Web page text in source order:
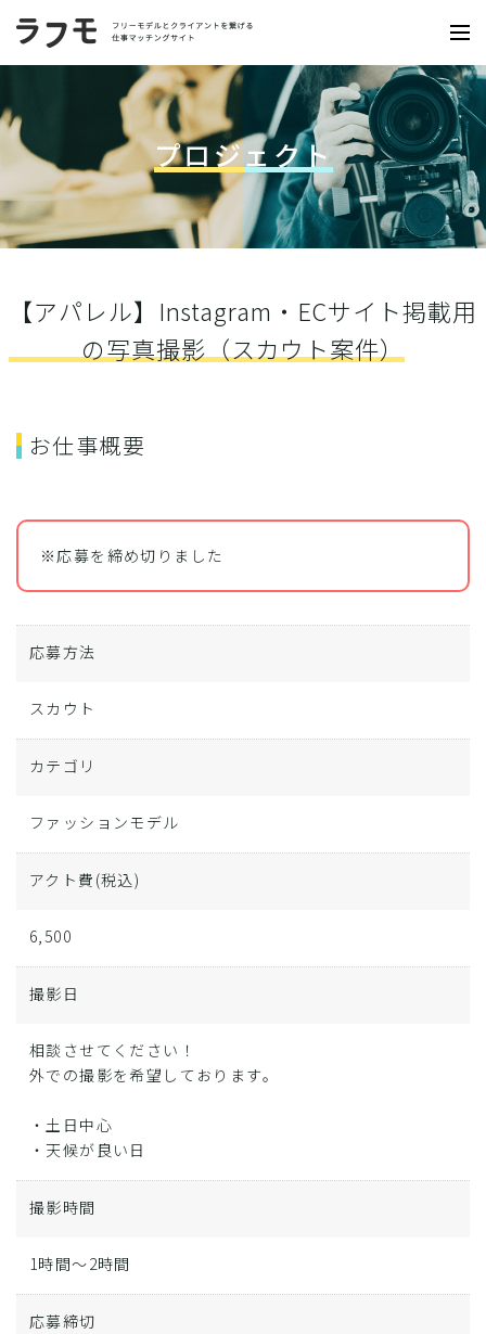
プロジェクト
【アパレル】Instagram・ECサイト掲載用
の写真撮影（スカウト案件）
お仕事概要
※応募を締め切りました
応募方法
スカウト
カテゴリ
ファッションモデル
アクト費 (税込)
6,500
撮影日
相談させてください！
外での撮影を希望しております。
・土日中心
・天候が良い日
撮影時間
1時間～2時間
応募締切